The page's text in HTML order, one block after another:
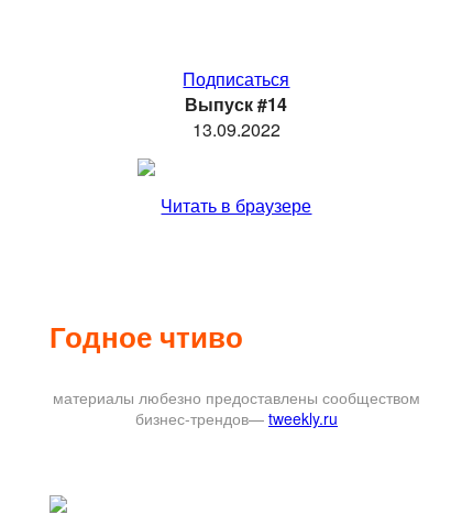
Подписаться
Выпуск #14
13.09.2022
Читать в браузере
Годное чтиво
материалы любезно предоставлены сообществом
бизнес-трендов— tweekly.ru